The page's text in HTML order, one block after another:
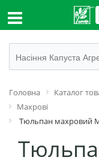
Головна Каталог
Махрові
Тюльпан махровий